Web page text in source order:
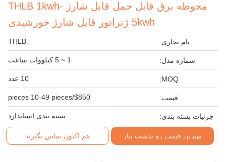
محوطه برق قابل حمل قابل شارژ THLB 1kwh-
5kwh ژنراتور قابل شارژ خورشیدی
نام تجاری: THLB
شماره مدل: 1 ~ 5 کیلووات ساعت
MOQ: 10 عدد
قیمت: $850/pieces 10-49 pieces
جزئیات بسته بندی: بسته بندی استاندارد
بهترین قیمت رو بدست بیار هم اکنون تماس بگیرید